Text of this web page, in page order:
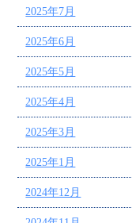
2025年7月
2025年6月
2025年5月
2025年4月
2025年3月
2025年1月
2024年12月